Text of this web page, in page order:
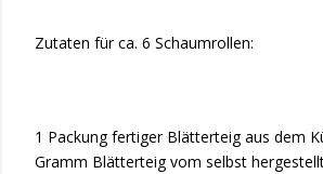
Zutaten für ca. 6 Schaumrollen:
1 Packung fertiger Blätterteig aus dem
Gramm Blätterteig vom selbst